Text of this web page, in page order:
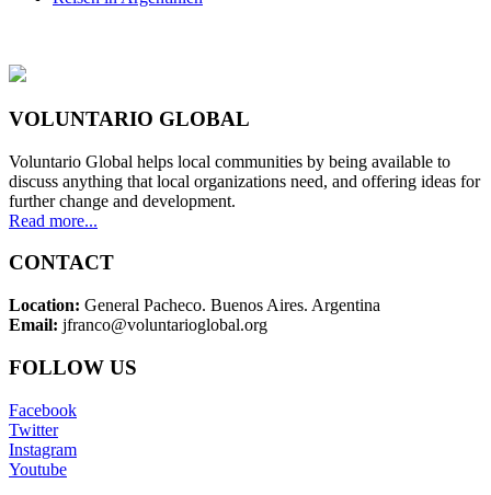
VOLUNTARIO GLOBAL
Voluntario Global helps local communities by being available to
discuss anything that local organizations need, and offering ideas for
further change and development.
Read more...
CONTACT
Location: General Pacheco. Buenos Aires. Argentina
Email: jfranco@voluntarioglobal.org
FOLLOW US
Facebook
Twitter
Instagram
Youtube